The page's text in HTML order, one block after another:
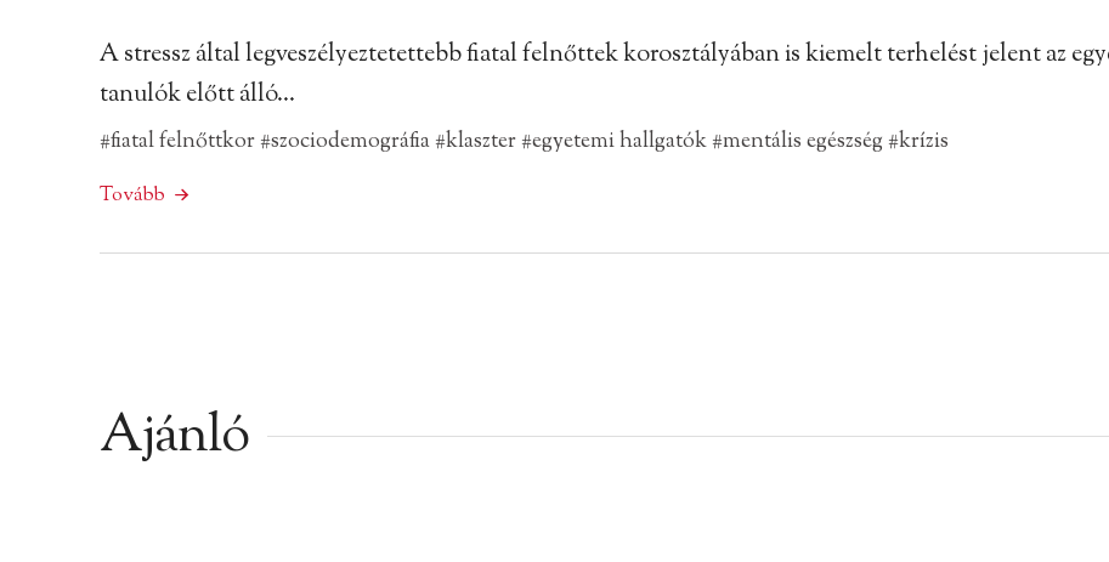
A stressz által legveszélyeztetettebb fiatal felnőttek korosztályában is kiemelt terhelést jelent az
tanulók előtt álló…
#fiatal felnőttkor#szociodemográfia#klaszter#egyetemi hallgatók#mentális egészség#krízis
Tovább
Ajánló